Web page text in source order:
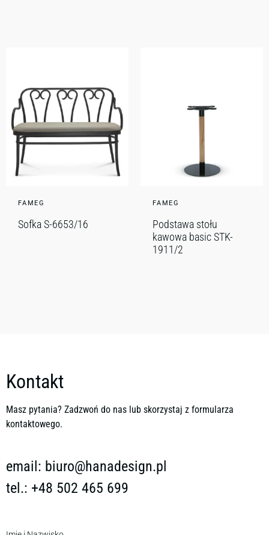
FAMEG
Sofka S-6653/16
FAMEG
Podstawa stołu
kawowa basic STK-
1911/2
Kontakt
Masz pytania? Zadzwoń do nas lub skorzystaj z formularza
kontaktowego.
email: biuro@hanadesign.pl
tel.: +48 502 465 699